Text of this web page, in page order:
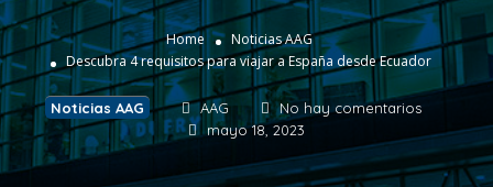
Home
Noticias AAG
Descubra 4 requisitos para viajar a España desde Ecuador
Noticias AAG AAG
No hay comentarios
mayo 18, 2023